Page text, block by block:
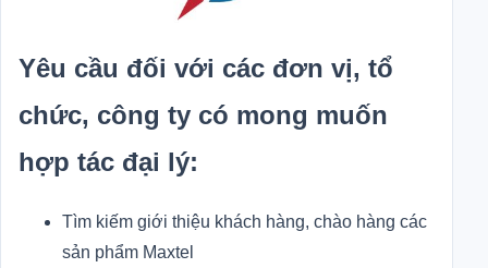
Yêu cầu đối với các đơn vị, tổ
chức, công ty có mong muốn
hợp tác đại lý:
Tìm kiếm giới thiệu khách hàng, chào hàng các
sản phẩm Maxtel